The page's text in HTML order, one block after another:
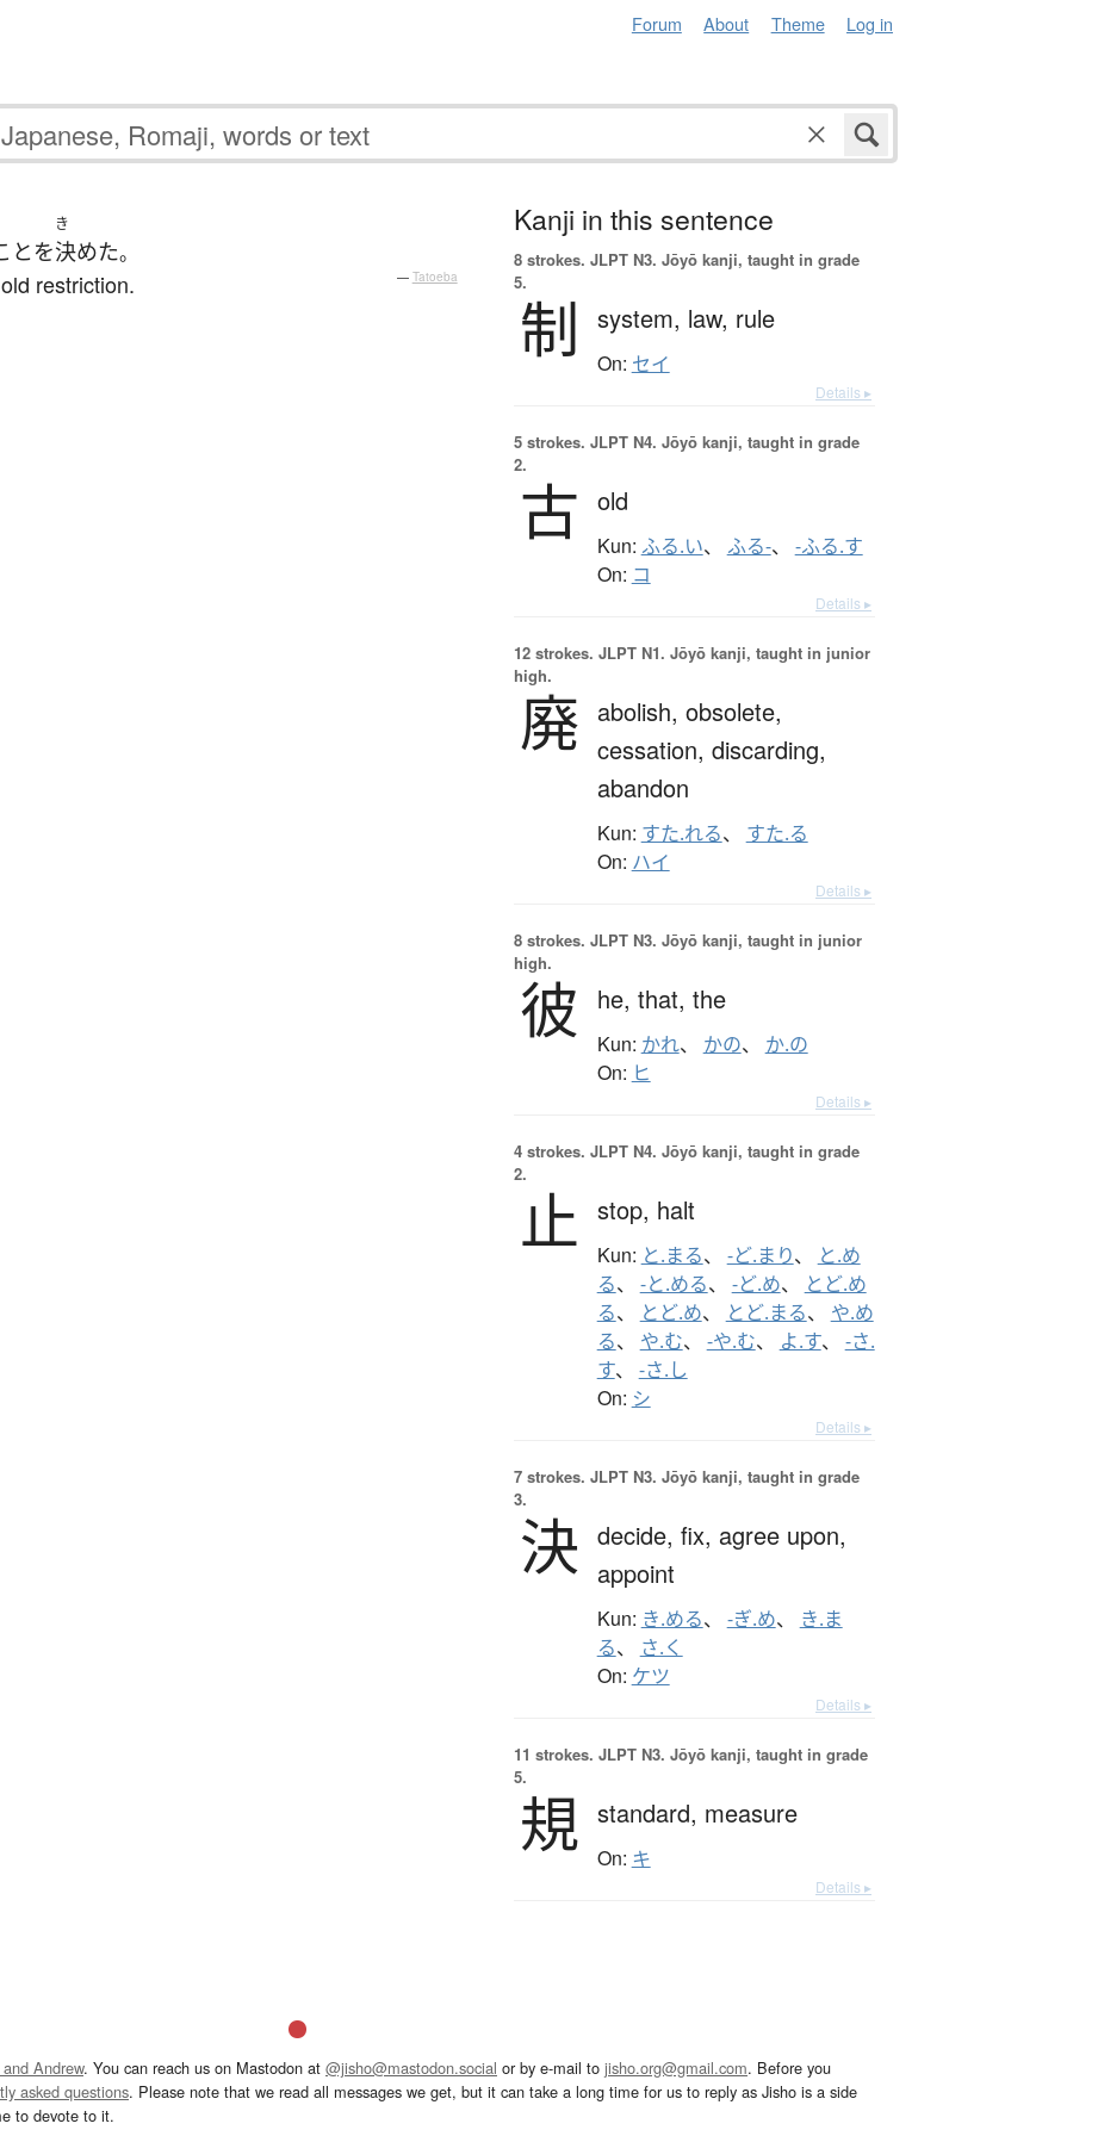
Forum About Theme Log in
とを
き
決めた。
restriction. — Tatoeba
Kanji in this sentence
8 strokes. JLPT N3. Jōyō kanji, taught in grade
5.
制 system, law, rule
On: セイ
Details ▸
5 strokes. JLPT N4. Jōyō kanji, taught in grade
2.
古 old
Kun: ふる.い、 ふる-、 -ふる.す
On: コ
Details ▸
12 strokes. JLPT N1. Jōyō kanji, taught in junior
high.
廃 abolish, obsolete,
cessation, discarding,
abandon
Kun: すた.れる、 すた.る
On: ハイ
Details ▸
8 strokes. JLPT N3. Jōyō kanji, taught in junior
high.
彼 he, that, the
Kun: かれ、 かの、 か.の
On: ヒ
Details ▸
4 strokes. JLPT N4. Jōyō kanji, taught in grade
2.
止 stop, halt
Kun: と.まる、 -ど.まり、
と.め
る、 -と.める、 -ど.め、
とど.め
る、 とど.め、 とど.まる、 や.め
る、 や.む、 -や.む、 よ.す、 -さ.
す、 -さ.し
On: シ
Details ▸
7 strokes. JLPT N3. Jōyō kanji, taught in grade
3.
決 decide, fix, agree upon,
appoint
Kun: き.める、 -ぎ.め、
き.ま
る、 さ.く
On: ケツ
Details ▸
11 strokes. JLPT N3. Jōyō kanji, taught in grade
5.
規 standard, measure
On: キ
Details ▸
Andrew. You can reach us on Mastodon at @jisho@mastodon.social or by e-mail to jisho.org@gmail.com. Before you
asked questions. Please note that we read all messages we get, but it can take a long time for us to reply as Jisho is a side
to devote to it.